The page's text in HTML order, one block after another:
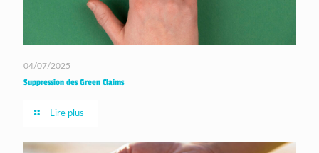
04/07/2025
Suppression des Green Claims
Lire plus